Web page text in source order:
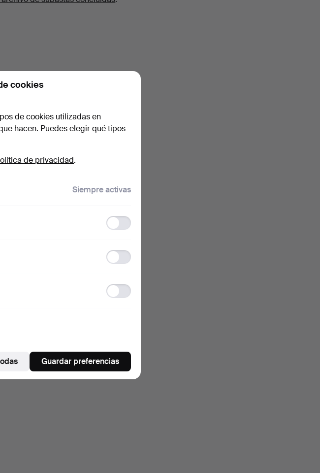
cookies
de cookies utilizadas en
hacen. Puedes elegir qué tipos
de privacidad.
Siempre activas
Functionality
storage
Statistics
storage
Ad
storage
Guardar preferencias